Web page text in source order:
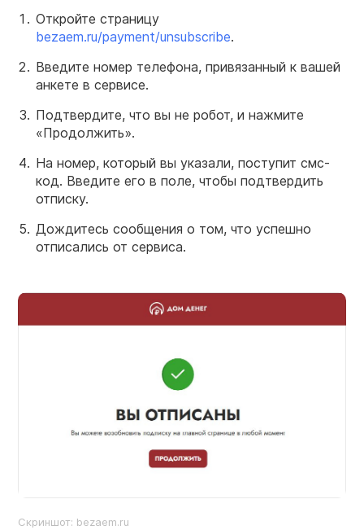
Откройте страницу
bezaem.ru/payment/unsubscribe.
Введите номер телефона, привязанный к вашей
анкете в сервисе.
Подтвердите, что вы не робот, и нажмите
«Продолжить».
На номер, который вы указали, поступит смс-
код. Введите его в поле, чтобы подтвердить
отписку.
Дождитесь сообщения о том, что успешно
отписались от сервиса.
Скриншот: bezaem.ru